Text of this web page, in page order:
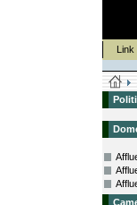
Link